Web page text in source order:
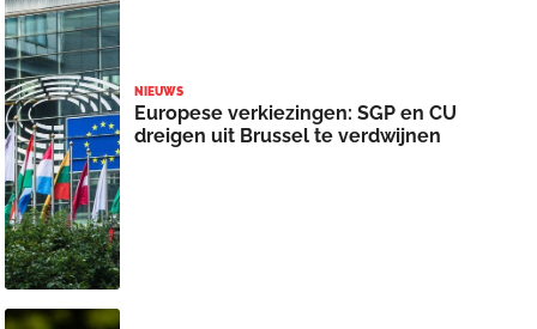
NIEUWS
Europese verkiezingen: SGP en CU
dreigen uit Brussel te verdwijnen